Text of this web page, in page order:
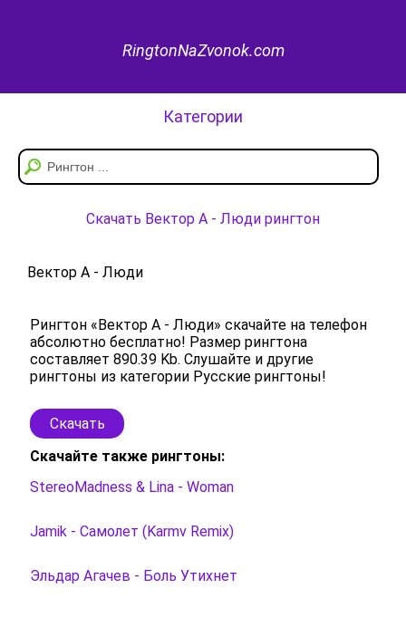
RingtonNaZvonok.com
Категории
Скачать Вектор А - Люди рингтон
Вектор А - Люди
Рингтон «Вектор А - Люди» скачайте на телефон
абсолютно бесплатно! Размер рингтона
составляет 890.39 Kb. Слушайте и другие
рингтоны из категории Русские рингтоны!
Скачать
Скачайте также рингтоны:
StereoMadness & Lina - Woman
Jamik - Самолет (Karmv Remix)
Эльдар Агачев - Боль Утихнет